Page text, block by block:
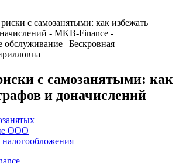
с самозанятыми: как
и доначислений
ООО